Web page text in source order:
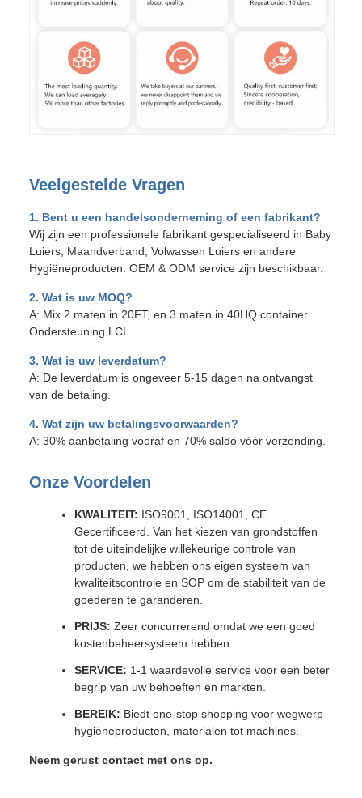
Veelgestelde Vragen
1. Bent u een handelsonderneming of een fabrikant?
Wij zijn een professionele fabrikant gespecialiseerd in Baby
Luiers, Maandverband, Volwassen Luiers en andere
Hygiëneproducten. OEM & ODM service zijn beschikbaar.
2. Wat is uw MOQ?
A: Mix 2 maten in 20FT, en 3 maten in 40HQ container.
Ondersteuning LCL
3. Wat is uw leverdatum?
A: De leverdatum is ongeveer 5-15 dagen na ontvangst
van de betaling.
4. Wat zijn uw betalingsvoorwaarden?
A: 30% aanbetaling vooraf en 70% saldo vóór verzending.
Onze Voordelen
KWALITEIT: ISO9001, ISO14001, CE
Gecertificeerd. Van het kiezen van grondstoffen
tot de uiteindelijke willekeurige controle van
producten, we hebben ons eigen systeem van
kwaliteitscontrole en SOP om de stabiliteit van de
goederen te garanderen.
PRIJS: Zeer concurrerend omdat we een goed
kostenbeheersysteem hebben.
SERVICE: 1-1 waardevolle service voor een beter
begrip van uw behoeften en markten.
BEREIK: Biedt one-stop shopping voor wegwerp
hygiëneproducten, materialen tot machines.
Neem gerust contact met ons op.